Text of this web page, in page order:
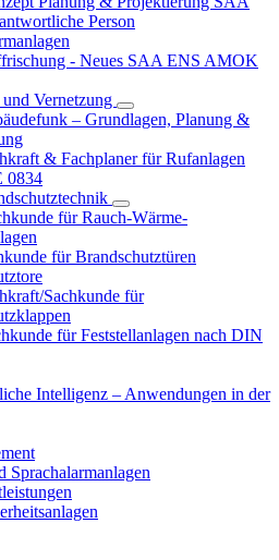
Person
- Neues SAA ENS AMOK
Vernetzung
– Grundlagen, Planung &
& Fachplaner für Rufanlagen
0834
für Rauch-Wärme-
für Brandschutztüren
Sachkunde für
für Feststellanlagen nach DIN
Intelligenz – Anwendungen in der
Sprachalarmanlagen